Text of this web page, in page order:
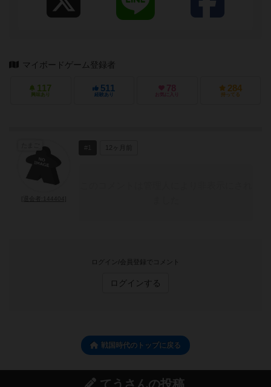
マイボードゲーム登録者
117
興味あり
511
経験あり
78
お気に入り
284
持ってる
ログイン/会員登録でコメント
ログインする
戦国時代のトップに戻る
てうさんの投稿